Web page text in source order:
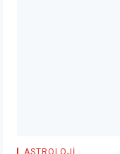
ASTROLOJI